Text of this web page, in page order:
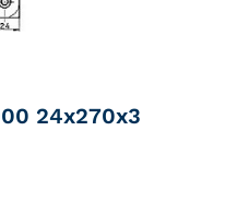
24x270x3